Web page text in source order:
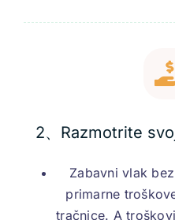
2、Razmotrite
Zabavni vlak
primarne
tračnice. A